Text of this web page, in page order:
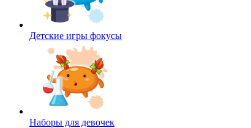
Детские игры фокусы
Наборы для девочек